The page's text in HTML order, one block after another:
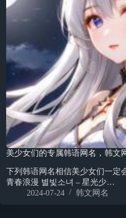
美少女们的专属韩语网名，韩文
下列韩语网名相信美少女们一定
青春浪漫 별빛소녀 – 星光少…
2024-07-24
韩文网名